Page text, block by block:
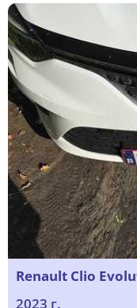
Renault Clio
2023 г.